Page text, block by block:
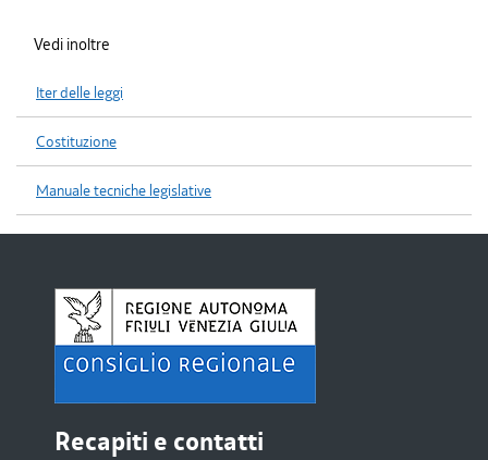
Vedi inoltre
Iter delle leggi
Costituzione
Manuale tecniche legislative
Recapiti e contatti